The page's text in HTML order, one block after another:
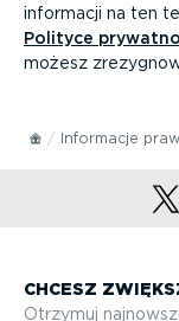
informacji na ten
Polityce
możesz
Informacje
CHCESZ
Otrzymuj